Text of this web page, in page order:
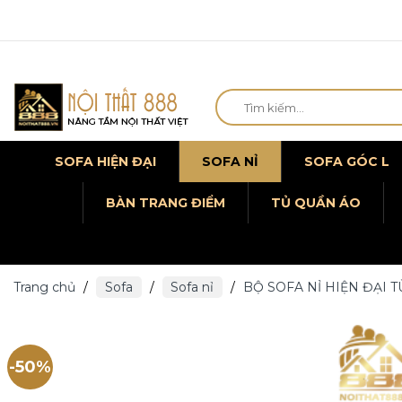
Chuyển
đến
dung
Tìm
kiếm:
SOFA HIỆN ĐẠI SOFA NỈ SOFA GÓC L
BÀN TRANG ĐIỂM TỦ QUẦN ÁO
Trang chủ / Sofa / Sofa nỉ / BỘ SOFA NỈ HIỆN ĐẠI
-50%